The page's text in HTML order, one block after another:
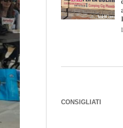
CONSIGLIATI